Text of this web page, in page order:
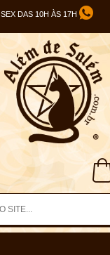
DAS 10H ÀS 17H